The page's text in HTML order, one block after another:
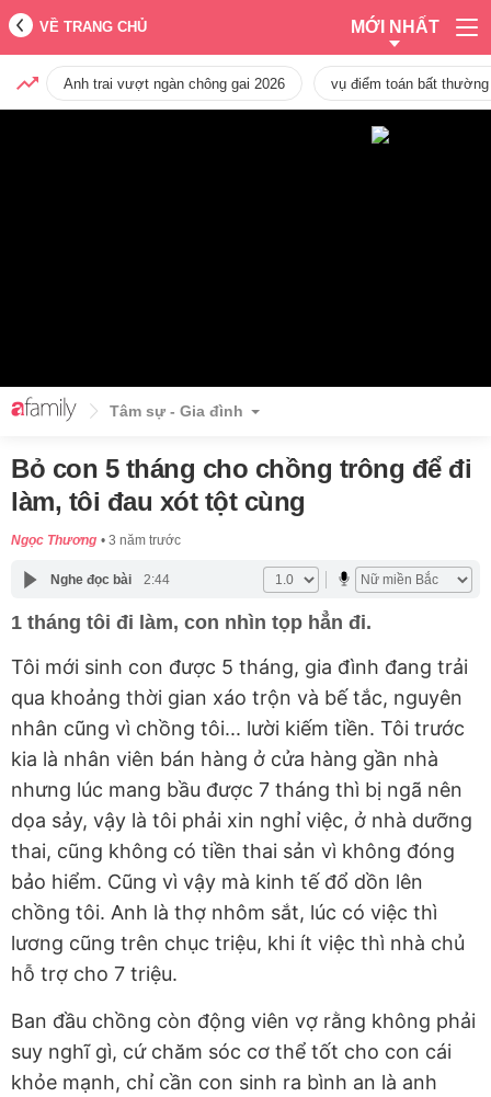
VỀ TRANG CHỦ MỚI NHẤT
Anh trai vượt ngàn chông gai 2026 vụ điểm toán bất
Tâm sự - Gia đình
Bỏ con 5 tháng cho chồng trông để đi
làm, tôi đau xót tột cùng
Ngọc Thương 3 năm trước
Nghe đọc bài 2:44
1 tháng tôi đi làm, con nhìn tọp hẳn đi.
Tôi mới sinh con được 5 tháng, gia đình đang trải
qua khoảng thời gian xáo trộn và bế tắc, nguyên
nhân cũng vì chồng tôi... lười kiếm tiền. Tôi trước
kia là nhân viên bán hàng ở cửa hàng gần nhà
nhưng lúc mang bầu được 7 tháng thì bị ngã nên
dọa sảy, vậy là tôi phải xin nghỉ việc, ở nhà dưỡng
thai, cũng không có tiền thai sản vì không đóng
bảo hiểm. Cũng vì vậy mà kinh tế đổ dồn lên
chồng tôi. Anh là thợ nhôm sắt, lúc có việc thì
lương cũng trên chục triệu, khi ít việc thì nhà chủ
hỗ trợ cho 7 triệu.
Ban đầu chồng còn động viên vợ rằng không phải
suy nghĩ gì, cứ chăm sóc cơ thể tốt cho con cái
khỏe mạnh, chỉ cần con sinh ra bình an là anh